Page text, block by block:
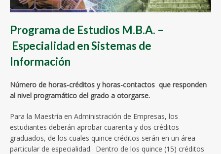
Programa de Estudios M.B.A. –
Especialidad en Sistemas de
Información
Número de horas-créditos y horas-contactos que responden
al nivel programático del grado a otorgarse.
Para la Maestría en Administración de Empresas, los
estudiantes deberán aprobar cuarenta y dos créditos
graduados, de los cuales quince créditos serán en un área
particular de especialidad. Dentro de los quince (15) créditos